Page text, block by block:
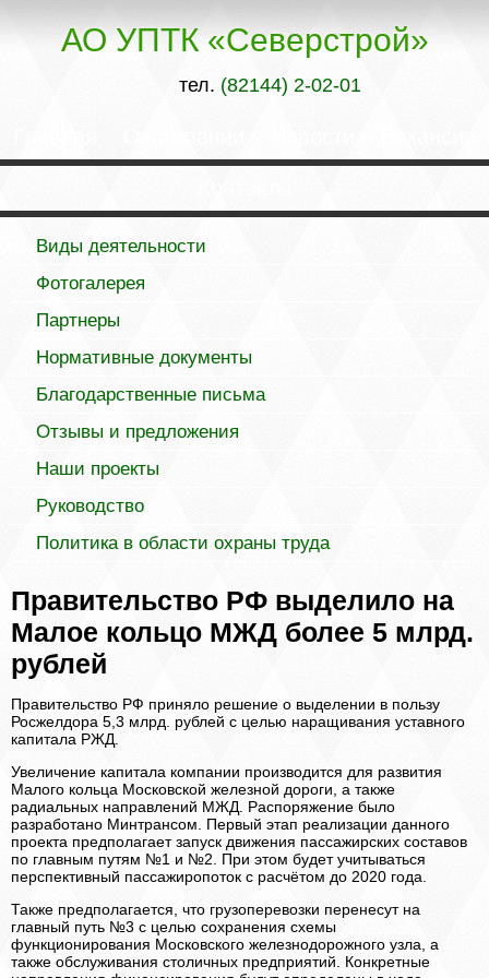
АО УПТК «Северстрой»
тел. (82144) 2-02-01
Виды деятельности
Фотогалерея
Партнеры
Нормативные документы
Благодарственные письма
Отзывы и предложения
Наши проекты
Руководство
Политика в области охраны труда
Правительство РФ выделило на
Малое кольцо МЖД более 5 млрд.
рублей
Правительство РФ приняло решение о выделении в пользу
Росжелдора 5,3 млрд. рублей с целью наращивания уставного
капитала РЖД.
Увеличение капитала компании производится для развития
Малого кольца Московской железной дороги, а также
радиальных направлений МЖД. Распоряжение было
разработано Минтрансом. Первый этап реализации данного
проекта предполагает запуск движения пассажирских составов
по главным путям №1 и №2. При этом будет учитываться
перспективный пассажиропоток с расчётом до 2020 года.
Также предполагается, что грузоперевозки перенесут на
главный путь №3 с целью сохранения схемы
функционирования Московского железнодорожного узла, а
также обслуживания столичных предприятий. Конкретные